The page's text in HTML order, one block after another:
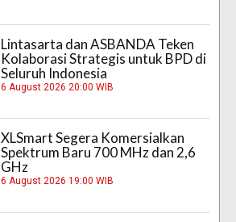
Lintasarta dan ASBANDA Teken
Kolaborasi Strategis untuk BPD di
Seluruh Indonesia
6 August 2026 20:00 WIB
XLSmart Segera Komersialkan
Spektrum Baru 700 MHz dan 2,6
GHz
6 August 2026 19:00 WIB